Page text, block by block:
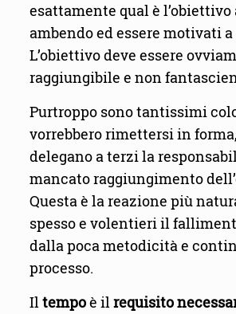
esattamente qual è
ambendo ed essere motivati
L’obiettivo deve essere
raggiungibile e non
Purtroppo sono tantissimi
vorrebbero rimettersi in
delegano a terzi la
mancato raggiungimento
Questa è la reazione più
spesso e volentieri il
dalla poca metodicità e
processo.
Iltempoè ilrequisito